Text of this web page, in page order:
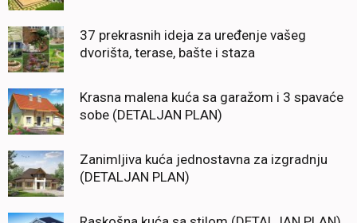
37 prekrasnih ideja za uređenje vašeg
dvorišta, terase, bašte i staza
Krasna malena kuća sa garažom i 3 spavaće
sobe (DETALJAN PLAN)
Zanimljiva kuća jednostavna za izgradnju
(DETALJAN PLAN)